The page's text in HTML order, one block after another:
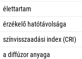
élettartam
érzékelő hatótávolsága
színvisszaadási index (CRI)
a diffúzor anyaga